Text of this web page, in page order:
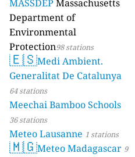
MASSDEP Massachusetts
Department of
Environmental
Protection98 stations
🇪🇸Medi Ambient.
Generalitat De Catalunya
64 stations
Meechai Bamboo Schools
36 stations
Meteo Lausanne 1 stations
🇲🇬Meteo Madagascar 9